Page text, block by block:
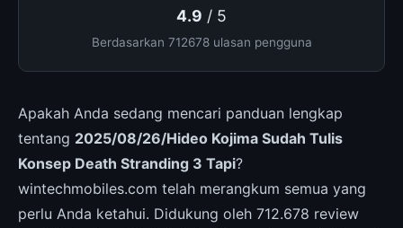
4.9 / 5
Berdasarkan 712678 ulasan pengguna
Apakah Anda sedang mencari panduan lengkap
tentang 2025/08/26/Hideo Kojima Sudah Tulis
Konsep Death Stranding 3 Tapi?
wintechmobiles.com telah merangkum semua yang
perlu Anda ketahui. Didukung oleh 712.678 review